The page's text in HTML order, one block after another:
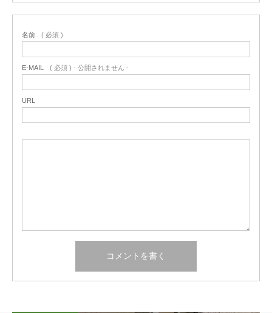
名前 ( 必須 )
E-MAIL ( 必須 ) - 公開されません -
URL